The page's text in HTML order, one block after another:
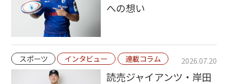
への想い
スポーツ インタビュー 連載コラム 2026.07.20
読売ジャイアンツ・岸田